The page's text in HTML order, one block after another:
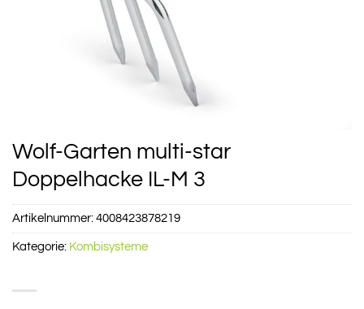
Wolf-Garten multi-star
Doppelhacke IL-M 3
Artikelnummer: 4008423878219
Kategorie: Kombisysteme